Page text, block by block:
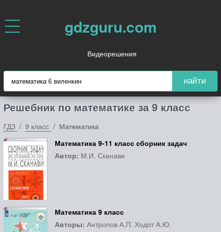
gdzguru.com
Видеорешения
найти
Решебник по математике за 9 класс
ГДЗ 9 класс
Математика
Математика 9-11 класс сборник задач
Автор: М.И. Сканави
Математика 9 класс
Авторы: Антропов А.П. Ходот А.Ю.